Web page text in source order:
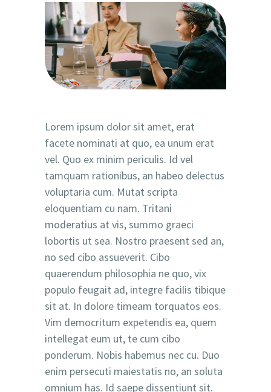
Lorem ipsum dolor sit amet, erat
facete nominati at quo, ea unum erat
vel. Quo ex minim periculis. Id vel
tamquam rationibus, an habeo delectus
voluptaria cum. Mutat scripta
eloquentiam cu nam. Tritani
moderatius at vis, summo graeci
lobortis ut sea. Nostro praesent sed an,
no sed cibo assueverit. Cibo
quaerendum philosophia ne quo, vix
populo feugait ad, integre facilis tibique
sit at. In dolore timeam torquatos eos.
Vim democritum expetendis ea, quem
intellegat eum ut, te cum cibo
ponderum. Nobis habemus nec cu. Duo
enim persecuti maiestatis no, an soluta
omnium has. Id saepe dissentiunt sit.